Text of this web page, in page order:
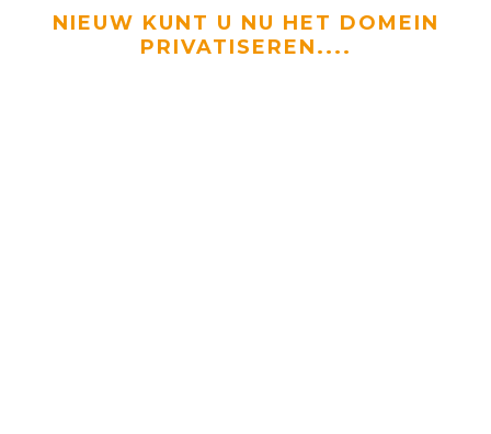
NIEUW KUNT U NU HET DOMEIN
PRIVATISEREN....